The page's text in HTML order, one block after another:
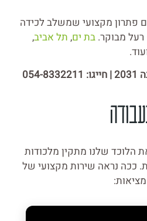
פתרון מקצועי שמשלב לכידה
רעל מבוקר. בת ים, תל אביב,
הלוכד שלנו מתקין מלכודות
ככה נראה שירות מקצועי של